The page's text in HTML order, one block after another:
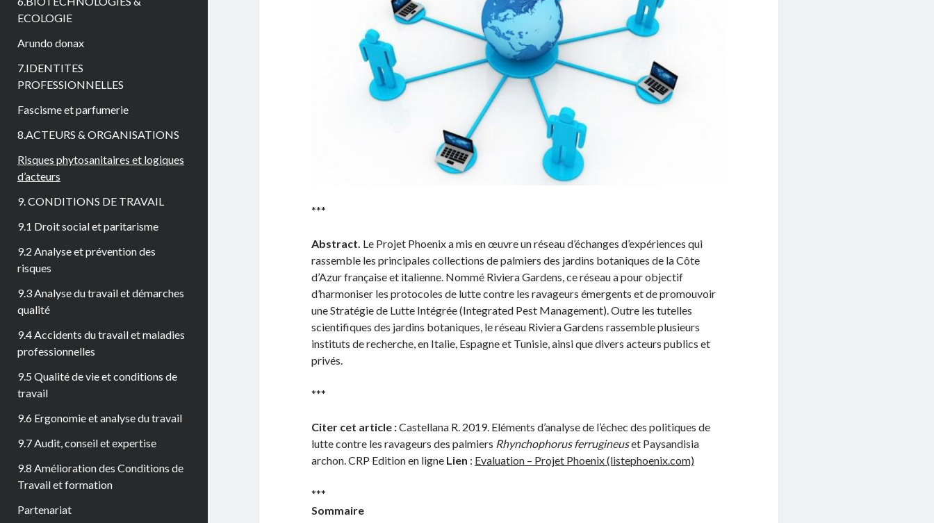
ECOLOGIE
Arundo donax
7.IDENTITES
PROFESSIONNELLES
Fascisme et parfumerie
8.ACTEURS & ORGANISATIONS
Risques phytosanitaires et logiques
d’acteurs
9. CONDITIONS DE TRAVAIL
9.1 Droit social et paritarisme
9.2 Analyse et prévention des
risques
9.3 Analyse du travail et démarches
qualité
9.4 Accidents du travail et maladies
professionnelles
9.5 Qualité de vie et conditions de
travail
9.6 Ergonomie et analyse du travail
9.7 Audit, conseil et expertise
9.8 Amélioration des Conditions de
Travail et formation
Partenariat
***
Abstract. Le Projet Phoenix a mis en œuvre un réseau d’échanges d’expériences qui
rassemble les principales collections de palmiers des jardins botaniques de la Côte
d’Azur française et italienne. Nommé Riviera Gardens, ce réseau a pour objectif
d’harmoniser les protocoles de lutte contre les ravageurs émergents et de promouvoir
une Stratégie de Lutte Intégrée (Integrated Pest Management). Outre les tutelles
scientifiques des jardins botaniques, le réseau Riviera Gardens rassemble plusieurs
instituts de recherche, en Italie, Espagne et Tunisie, ainsi que divers acteurs publics et
privés.
***
Citer cet article :Castellana R. 2019. Eléments d’analyse de l’échec des politiques de
lutte contre les ravageurs des palmiers Rhynchophorus ferrugineuset Paysandisia
archon. CRP Edition en ligne Lien : Evaluation – Projet Phoenix (listephoenix.com)
***
Sommaire